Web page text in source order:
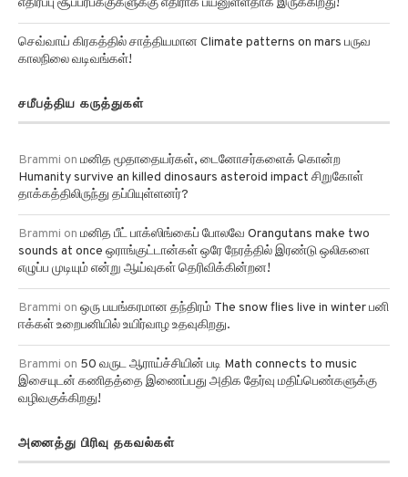
செவ்வாய் கிரகத்தில் சாத்தியமான Climate patterns on mars பருவ
காலநிலை வடிவங்கள்!
Humanity survive an killed dinosaurs asteroid impact சிறுகோள்
தாக்கத்திலிருந்து தப்பியுள்ளனர்?
Brammionமனித பீட் பாக்ஸிங்கைப் போலவே Orangutans make two
sounds at once ஒராங்குட்டான்கள் ஒரே நேரத்தில் இரண்டு ஒலிகளை
எழுப்ப முடியும் என்று ஆய்வுகள் தெரிவிக்கின்றன!
Brammionஒரு பயங்கரமான தந்திரம் The snow flies live in winter பனி
ஈக்கள் உறைபனியில் உயிர்வாழ உதவுகிறது.
Brammion50 வருட ஆராய்ச்சியின் படி Math connects to music
இசையுடன் கணிதத்தை இணைப்பது அதிக தேர்வு மதிப்பெண்களுக்கு
வழிவகுக்கிறது!